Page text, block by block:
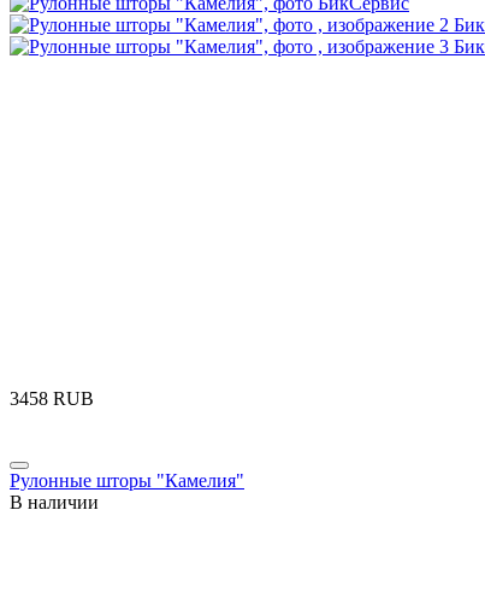
‍3458‍ RUB
Рулонные шторы "Камелия"
В наличии